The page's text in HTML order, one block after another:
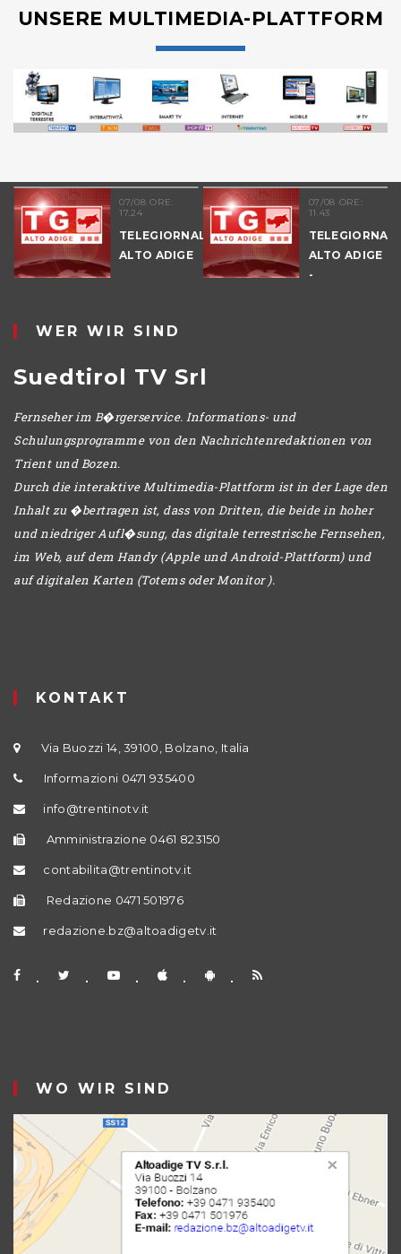
UNSERE MULTIMEDIA-PLATTFORM
07/08 ORE:
17.24
TELEGIORNALE
ALTO ADIGE
07/08 ORE:
11.43
ALTO ADIGE
-
WER WIR SIND
Suedtirol TV Srl
Fernseher im B�rgerservice. Informations- und
Schulungsprogramme von den Nachrichtenredaktionen von
Trient und Bozen.
Durch die interaktive Multimedia-Plattform ist in der Lage den
Inhalt zu �bertragen ist, dass von Dritten, die beide in hoher
und niedriger Aufl�sung, das digitale terrestrische Fernsehen,
im Web, auf dem Handy (Apple und Android-Plattform) und
auf digitalen Karten (Totems oder Monitor ).
KONTAKT
Via Buozzi 14, 39100, Bolzano, Italia
Informazioni 0471 935400
info@trentinotv.it
Amministrazione 0461 823150
contabilita@trentinotv.it
Redazione 0471 501976
redazione.bz@altoadigetv.it
WO WIR SIND